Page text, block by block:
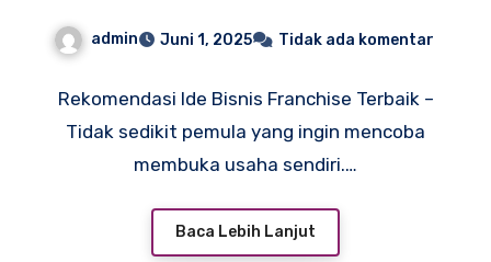
admin Juni 1, 2025 Tidak ada komentar
Rekomendasi Ide Bisnis Franchise Terbaik –
Tidak sedikit pemula yang ingin mencoba
membuka usaha sendiri.…
Baca Lebih Lanjut